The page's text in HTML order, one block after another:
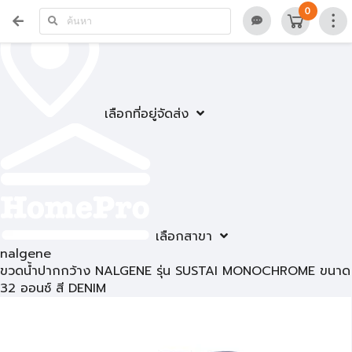
เลือกที่อยู่จัดส่ง
เลือกสาขา
0
nalgene
ขวดน้ำปากกว้าง NALGENE รุ่น SUSTAI MONOCHROME ขนาด
32 ออนซ์ สี DENIM